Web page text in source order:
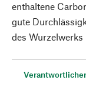
enthaltene
gute
des